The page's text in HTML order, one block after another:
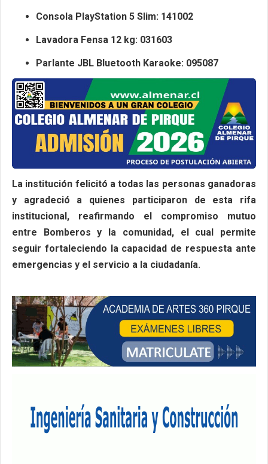
Consola PlayStation 5 Slim: 141002
Lavadora Fensa 12 kg: 031603
Parlante JBL Bluetooth Karaoke: 095087
La institución felicitó a todas las personas ganadoras
y agradeció a quienes participaron de esta rifa
institucional, reafirmando el compromiso mutuo
entre Bomberos y la comunidad, el cual permite
seguir fortaleciendo la capacidad de respuesta ante
emergencias y el servicio a la ciudadanía.